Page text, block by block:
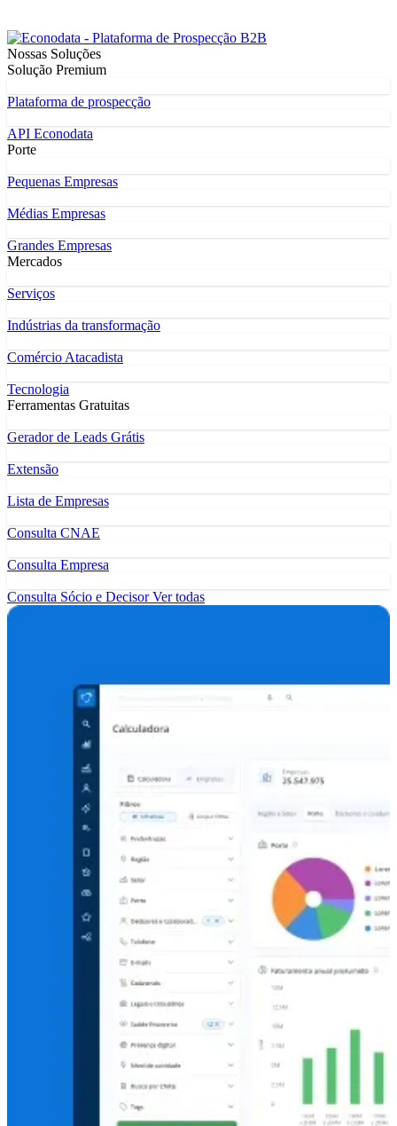
Nossas Soluções
Solução Premium
Plataforma de prospecção
API Econodata
Porte
Pequenas Empresas
Médias Empresas
Grandes Empresas
Mercados
Serviços
Indústrias da transformação
Comércio Atacadista
Tecnologia
Ferramentas Gratuitas
Gerador de Leads Grátis
Extensão
Lista de Empresas
Consulta CNAE
Consulta Empresa
Consulta Sócio e DecisorVer todas